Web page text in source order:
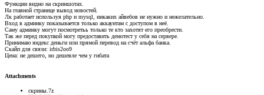
Функции видно на скриншотах.
На главной странице вывод новостей.
Лк работает используя php и mysql, никаких айвебов не нужно и нежелательно.
Вход в админку показывается только аккаунтам с доступом в неё.
Саму админку могут посмотретьь только те кто захотят его преобрести.
Так же перед покупкой могу предоставить демотест у себя на сервере.
Принимаю яндекс деньги или прямой перевод на счёт альфа банка.
Скайп для связи: irbis2oo9
Цена: не дешего, но дешевле чем у гибата
Attachments
скрины.7z